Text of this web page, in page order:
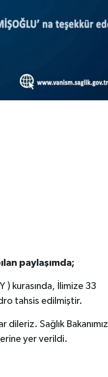
paylaşımda;
) kurasında, İlimize 33
tahsis edilmiştir.
Sağlık Bakanımız
yer verildi.